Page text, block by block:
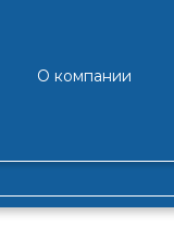
О компании